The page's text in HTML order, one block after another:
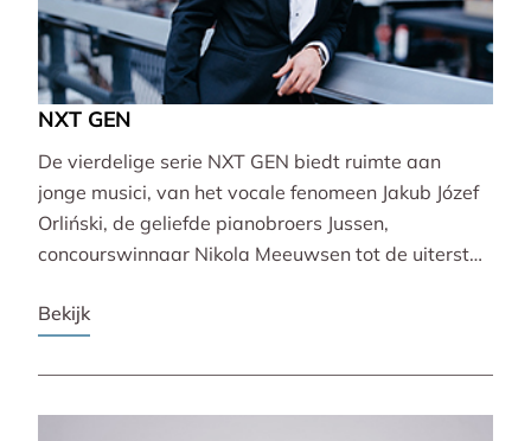
NXT GEN
De vierdelige serie NXT GEN biedt ruimte aan
jonge musici, van het vocale fenomeen Jakub Józef
Orliński, de geliefde pianobroers Jussen,
concourswinnaar Nikola Meeuwsen tot de uiterst
programma’s van barok tot wereldpremière.
Bekijk